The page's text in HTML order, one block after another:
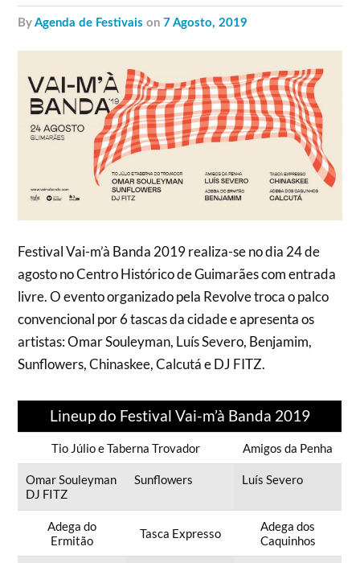
byAgenda de Festivais on 7 Agosto, 2019
Festival Vai-m’à Banda 2019 realiza-se no dia 24 de
agosto no Centro Histórico de Guimarães com entrada
livre. O evento organizado pela Revolve troca o palco
convencional por 6 tascas da cidade e apresenta os
artistas: Omar Souleyman, Luís Severo, Benjamim,
Sunflowers, Chinaskee, Calcutá e DJ FITZ.
Lineup do Festival Vai-m’à Banda 2019
Tio Júlio e Taberna Trovador Amigos da Penha
Omar Souleyman
DJ FITZ
Sunflowers Luís Severo
Adega do
Ermitão
Tasca Expresso
Adega dos
Caquinhos